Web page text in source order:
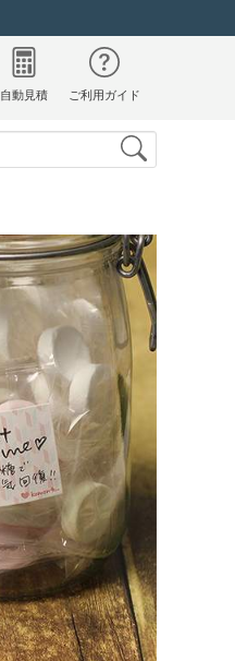
自動見積 ご利用ガイド